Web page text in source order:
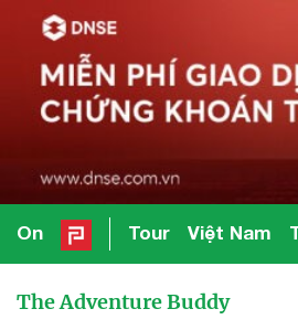
On Tour Việt Nam
The Adventure Buddy